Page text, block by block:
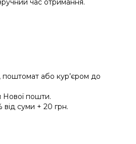
поштомат або кур’єром до
Нової пошти.
від суми + 20 грн.